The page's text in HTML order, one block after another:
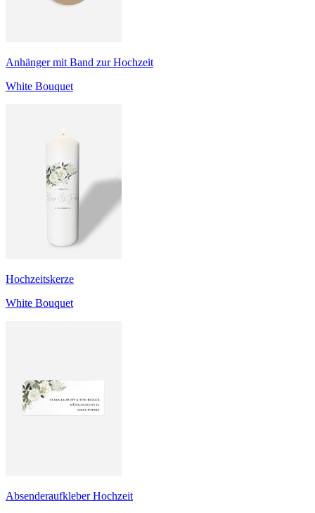
Anhänger mit Band zur Hochzeit
White Bouquet
Hochzeitskerze
White Bouquet
Absenderaufkleber Hochzeit